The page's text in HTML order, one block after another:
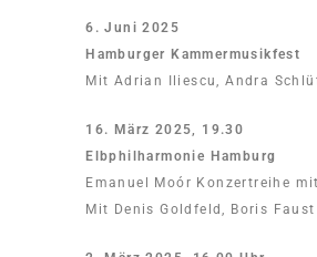
6. Juni 2025
Hamburger Kammermusikfest
Mit Adrian Iliescu, Andra
16. März 2025, 19.30
Elbphilharmonie Hamburg
Emanuel Moór Konzertreihe
Mit Denis Goldfeld, Boris